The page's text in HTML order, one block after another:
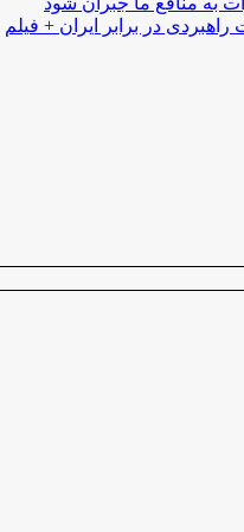
در برابر ایران + فیلم